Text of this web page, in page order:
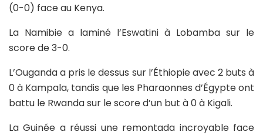
(0-0) face au Kenya.
La Namibie a laminé l’Eswatini à Lobamba sur le
score de 3-0.
L’Ouganda a pris le dessus sur l’Éthiopie avec 2 buts à
0 à Kampala, tandis que les Pharaonnes d’Égypte ont
battu le Rwanda sur le score d’un but à 0 à Kigali.
La Guinée a réussi une remontada incroyable face